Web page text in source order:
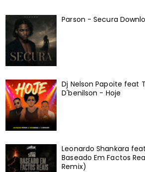
Parson - Secura
Dj Nelson Papoite feat
D'benilson - Hoje
Leonardo Shankara
Baseado Em Factos
Remix)